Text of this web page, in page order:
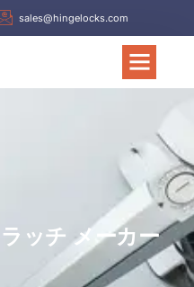
sales@hingelocks.com
ッチ メーカー